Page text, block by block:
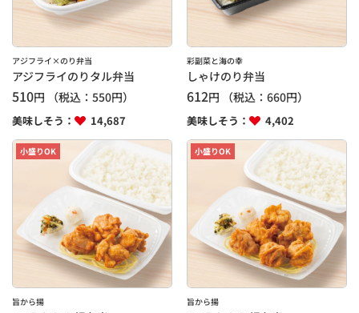
アジフライ×のり弁当
アジフライのりタル弁当
510円 （税込： 550円）
美味しそう： 14,687
彩副菜と海の幸
しゃけのり弁当
612円 （税込：660円）
美味しそう： 4,402
小盛りOK
旨から揚
小盛りOK
旨から揚